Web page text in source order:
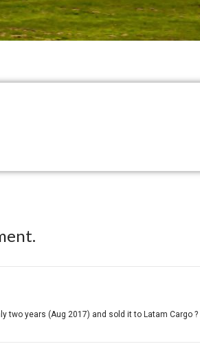
two years (Aug 2017) and sold it to Latam Cargo ?